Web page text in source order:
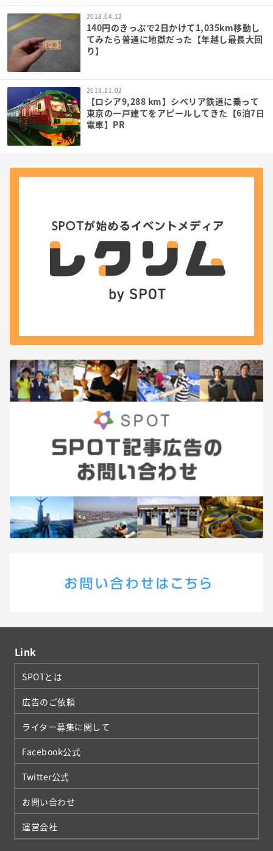
2018.04.12
140円のきっぷで2日かけて1,035km移動し
てみたら普通に地獄だった【年越し最長大回
り】
2018.11.02
【ロシア9,288 km】シベリア鉄道に乗って
東京の一戸建てをアピールしてきた【6泊7日
電車】PR
Link
SPOTとは
広告のご依頼
ライター募集に関して
Facebook公式
Twitter公式
お問い合わせ
運営会社